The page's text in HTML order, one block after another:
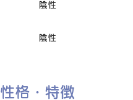
陰性
陰性
性格・特徴